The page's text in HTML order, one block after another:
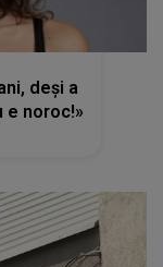
deși a
e noroc!»